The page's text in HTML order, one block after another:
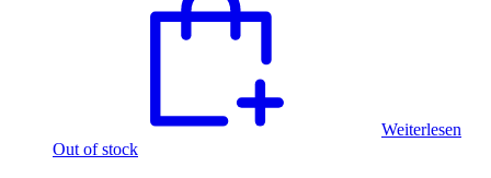
Weiterlesen
Out of stock